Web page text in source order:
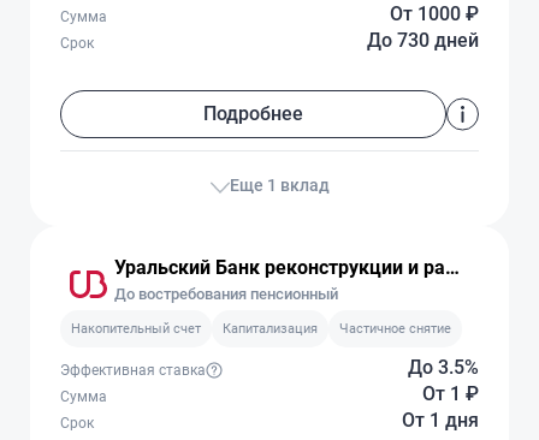
От 1000 ₽
Сумма
До 730 дней
Срок
Подробнее
Еще 1 вклад
Уральский Банк реконструкции и развития
До востребования пенсионный
Накопительный счет Капитализация Частичное снятие
До 3.5%
Эффективная ставка
От 1 ₽
Сумма
От 1 дня
Срок